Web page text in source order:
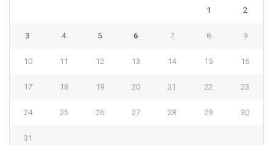
1 2
3 4 5 6 7 8 9
10 11 12 13 14 15 16
17 18 19 20 21 22 23
24 25 26 27 28 29 30
31